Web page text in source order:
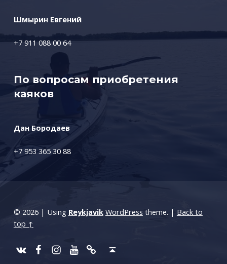
Шмырин Евгений
+7 911 088 00 64
По вопросам приобретения
каяков
Дан Бородаев
+7 953 365 30 88
© 2026 | Using Reykjavik WordPress theme. | Back to
top ↑
VimeoFacebookInstagram
Youtube
Whats App